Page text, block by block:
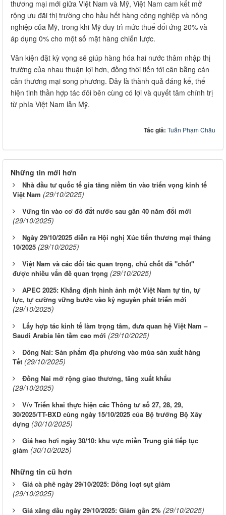
thương mại mới giữa Việt Nam và Mỹ, Việt Nam cam kết mở
rộng ưu đãi thị trường cho hầu hết hàng công nghiệp và nông
nghiệp của Mỹ, trong khi Mỹ duy trì mức thuế đối ứng 20% và
áp dụng 0% cho một số mặt hàng chiến lược.
Văn kiện đặt kỳ vọng sẽ giúp hàng hóa hai nước thâm nhập thị
trường của nhau thuận lợi hơn, đồng thời tiến tới cân bằng cán
cân thương mại song phương. Đây là thành quả đáng kể, thể
hiện tinh thần hợp tác đôi bên cùng có lợi và quyết tâm chính trị
từ phía Việt Nam lẫn Mỹ.
Tác giả: Tuấn Phạm Châu
Những tin mới hơn
Nhà đầu tư quốc tế gia tăng niềm tin vào triển vọng kinh tế
Việt Nam (29/10/2025)
Vững tin vào cơ đồ đất nước sau gần 40 năm đổi mới
(29/10/2025)
Ngày 29/10/2025 diễn ra Hội nghị Xúc tiến thương mại tháng
10/2025 (29/10/2025)
Việt Nam và các đối tác quan trọng, chủ chốt đã "chốt"
được nhiều vấn đề quan trọng (29/10/2025)
APEC 2025: Khẳng định hình ảnh một Việt Nam tự tin, tự
lực, tự cường vững bước vào kỷ nguyên phát triển mới
(29/10/2025)
Lấy hợp tác kinh tế làm trọng tâm, đưa quan hệ Việt Nam –
Saudi Arabia lên tầm cao mới (29/10/2025)
Đồng Nai: Sản phẩm địa phương vào mùa sản xuất hàng
Tết (29/10/2025)
Đồng Nai mở rộng giao thương, tăng xuất khẩu
(29/10/2025)
V/v Triển khai thực hiện các Thông tư số 27, 28, 29,
30/2025/TT-BXD cùng ngày 15/10/2025 của Bộ trưởng Bộ Xây
dựng (30/10/2025)
Giá heo hơi ngày 30/10: khu vực miền Trung giá tiếp tục
giảm (30/10/2025)
Những tin cũ hơn
Giá cà phê ngày 29/10/2025: Đồng loạt sụt giảm
(29/10/2025)
Giá xăng dầu ngày 29/10/2025: Giảm gần 2% (29/10/2025)